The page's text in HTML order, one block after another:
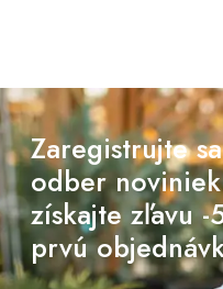
Zaregistrujte
odber
získajte zľavu -
prvú